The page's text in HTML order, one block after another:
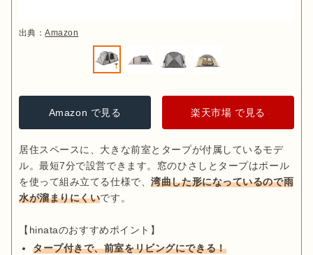
出典：Amazon
Amazon で見る 楽天市場 で見る
居住スペースに、大きな前室とタープが付属しているモデ
ル。最短7分で設営できます。窓のひさしとタープはポール
を使って組み立てる仕様で、湾曲した形になっているので雨
水が溜まりにくいです。
タープ付きで、前室をリビングにできる！